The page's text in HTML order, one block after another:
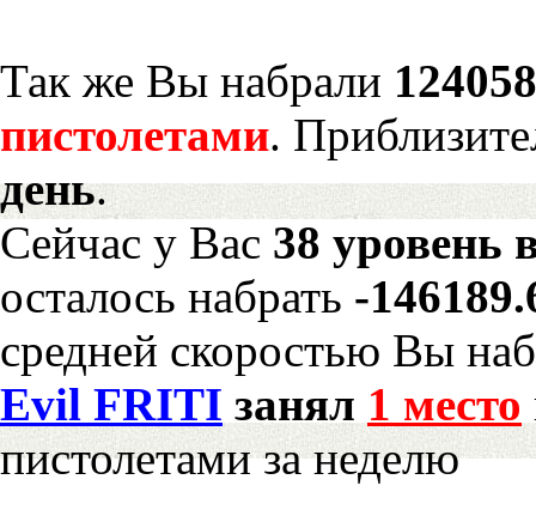
Так же Вы набрали
пистолетами.
день.
Сейчас у Вас 38 уровень
осталось набрать -
средней скоростью Вы
Evil FRITI занял 1 место
пистолетами за неделю